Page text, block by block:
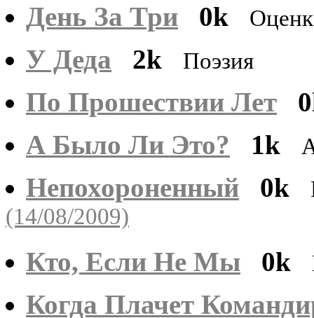
День За Три 0k
У Деда 2k Поэзия
По Прошествии Лет
А Было Ли Это?
1k
Непохороненный 0k
(14/08/2009)
Кто, Если Не Мы
0k
Когда Плачет